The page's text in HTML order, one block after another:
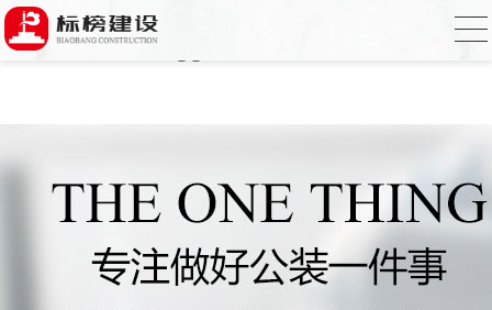
哈密瓜视频,哈密瓜视频app,哈密瓜视频下
载,哈密瓜视频app下载安装